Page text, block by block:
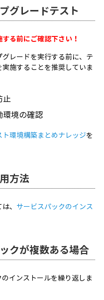
ク（12000から13000へ）
グレードテスト
る前にご確認下さい！
レードを実行する前に、テ
施することを推奨していま
止
環境の確認
ト環境構築まとめナレッジを
方法
、 サービスパックのインス
クが複数ある場合
インストールを繰り返しま